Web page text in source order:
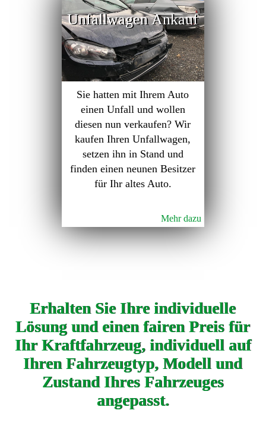
Unfallwagen Ankauf
Sie hatten mit Ihrem Auto
einen Unfall und wollen
diesen nun verkaufen? Wir
kaufen Ihren Unfallwagen,
setzen ihn in Stand und
finden einen neunen Besitzer
für Ihr altes Auto.
Mehr dazu
Erhalten Sie Ihre individuelle
Lösung und einen fairen Preis für
Ihr Kraftfahrzeug, individuell auf
Ihren Fahrzeugtyp, Modell und
Zustand Ihres Fahrzeuges
angepasst.